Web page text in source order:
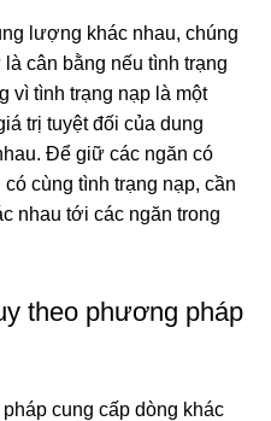
lượng khác nhau, chúng
cân bằng nếu tình trạng
vì tình trạng nạp là một
trị tuyệt đối của dung
Để giữ các ngăn có
cùng tình trạng nạp, cần
nhau tới các ngăn trong
theo phương pháp
cung cấp dòng khác